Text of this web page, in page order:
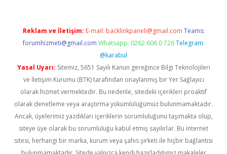
Reklam ve İletişim: E-mail: backlinkpaneli@gmail.com Teams:
forumhizmeti@gmail.com Whatsapp: 0262 606 0 726 Telegram:
@karabul
Yasal Uyarı: Sitemiz, 5651 Sayılı Kanun gereğince Bilgi Teknolojileri
ve İletişim Kurumu (BTK) tarafından onaylanmış bir Yer Sağlayıcı
olarak hizmet vermektedir. Bu nedenle, sitedeki içerikleri proaktif
olarak denetleme veya araştırma yükümlülüğümüz bulunmamaktadır.
Ancak, üyelerimiz yazdıkları içeriklerin sorumluluğunu taşımakta olup,
siteye üye olarak bu sorumluluğu kabul etmiş sayılırlar. Bu internet
sitesi, herhangi bir marka, kurum veya şahıs şirketi ile hiçbir bağlantısı